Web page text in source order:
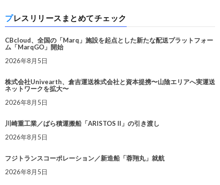
プレスリリースまとめてチェック
CBcloud、全国の「Marq」施設を起点とした新たな配送プラットフォー
ム「MarqGO」開始
2026年8月5日
株式会社Univearth、倉吉運送株式会社と資本提携〜山陰エリアへ実運送
ネットワークを拡大〜
2026年8月5日
川崎重工業／ばら積運搬船「ARISTOS II」の引き渡し
2026年8月5日
フジトランスコーポレーション／新造船「蓉翔丸」就航
2026年8月5日